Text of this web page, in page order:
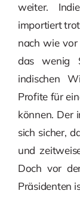
weiter.
importiert
nach wie vor
das wenig
indischen
Profite für
können. Der
sich sicher,
und
Doch vor
Präsidenten